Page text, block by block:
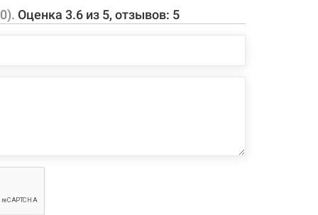
металлические трубы.
из сшитого полиэтилена и применяется в водяных
Оценка 3.6 из 5, отзывов: 5